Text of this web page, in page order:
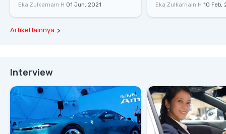
P400 S
Eka Zulkarnain H 01 Jun, 2021 Eka Zulkarnain H 10 Feb,
Artikel lainnya
Interview